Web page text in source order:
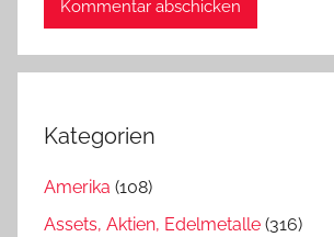
Kategorien
Amerika (108)
Assets, Aktien, Edelmetalle (316)